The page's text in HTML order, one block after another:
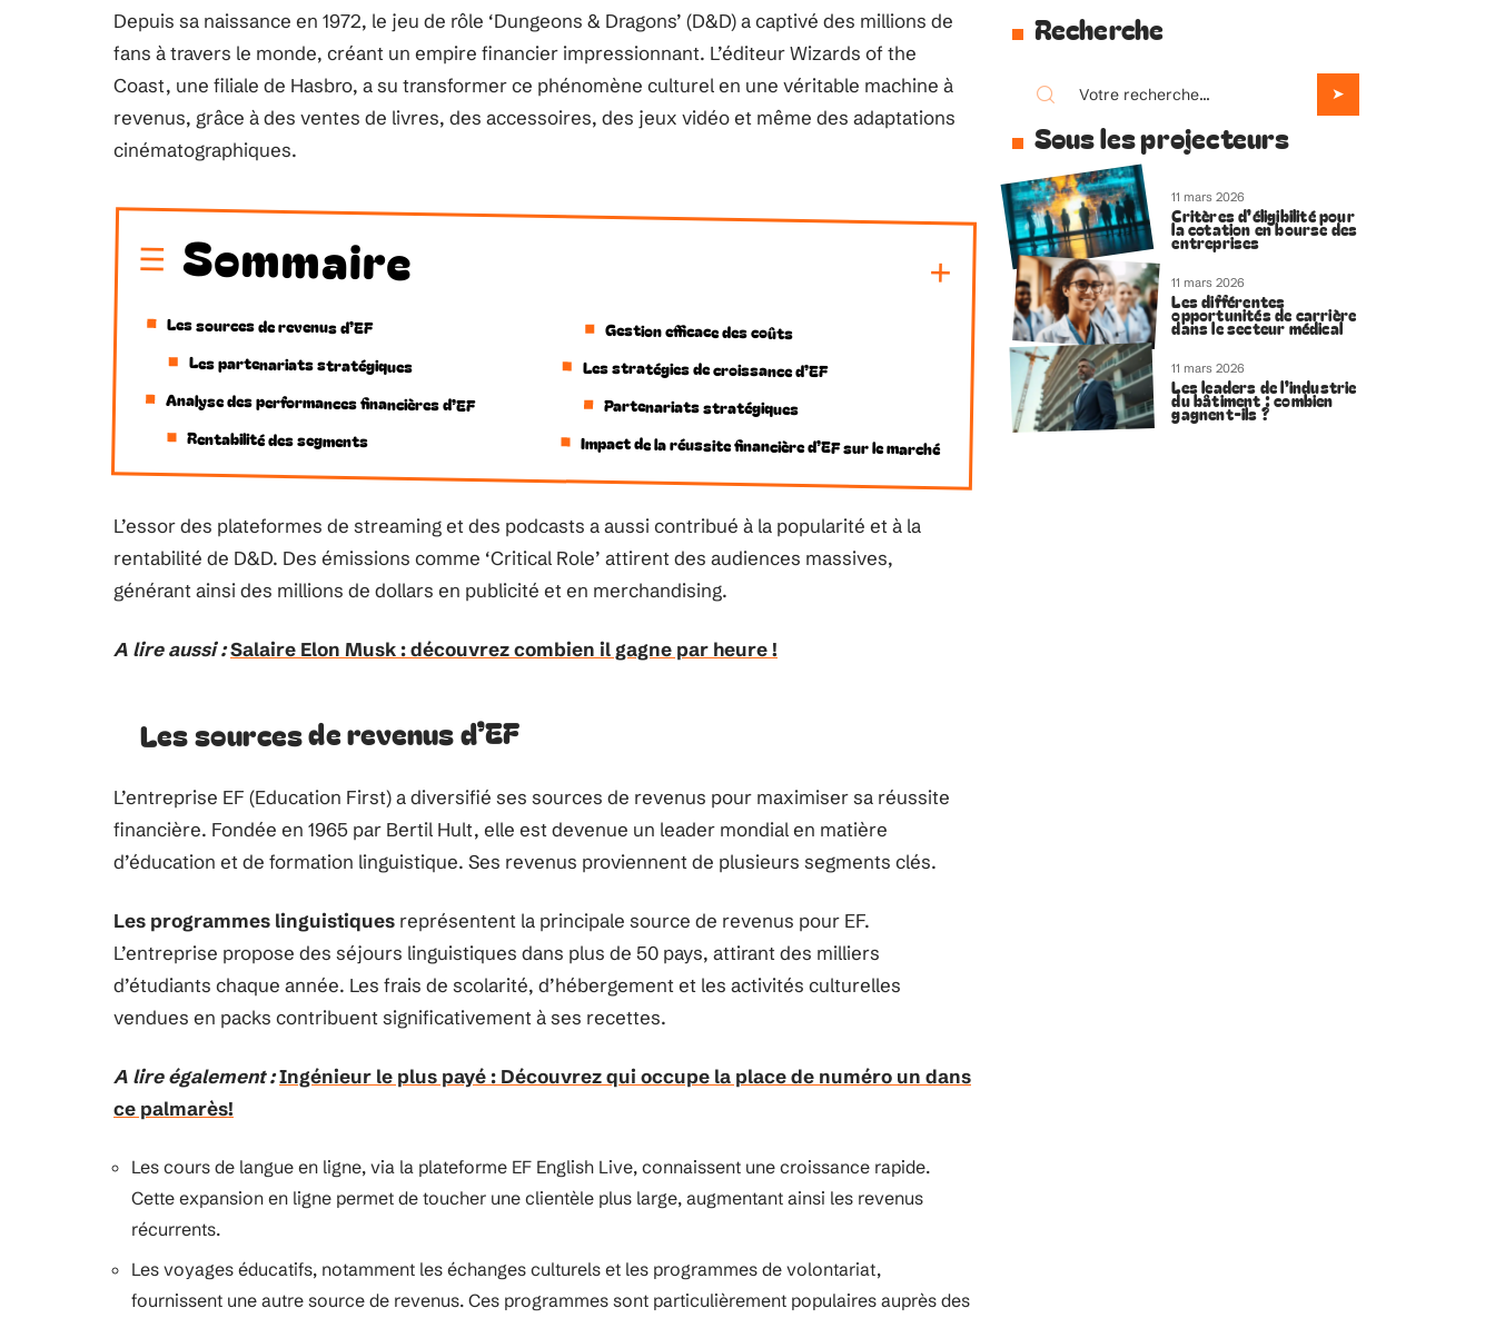
Depuis sa naissance en 1972, le jeu de rôle ‘Dungeons & Dragons’ (D&D) a captivé des millions de
fans à travers le monde, créant un empire financier impressionnant. L’éditeur Wizards of the
Coast, une filiale de Hasbro, a su transformer ce phénomène culturel en une véritable machine à
revenus, grâce à des ventes de livres, des accessoires, des jeux vidéo et même des adaptations
cinématographiques.
Sommaire
Les sources de revenus d’EF
Les partenariats stratégiques
Analyse des performances financières d’EF
Rentabilité des segments
Gestion efficace des coûts
Les stratégies de croissance d’EF
Partenariats stratégiques
Impact de la réussite financière d’EF sur le marché
L’essor des plateformes de streaming et des podcasts a aussi contribué à la popularité et à la
rentabilité de D&D. Des émissions comme ‘Critical Role’ attirent des audiences massives,
générant ainsi des millions de dollars en publicité et en merchandising.
A lire aussi :Salaire Elon Musk : découvrez combien il gagne par heure !
Les sources de revenus d’EF
L’entreprise EF (Education First) a diversifié ses sources de revenus pour maximiser sa réussite
financière. Fondée en 1965 par Bertil Hult, elle est devenue un leader mondial en matière
d’éducation et de formation linguistique. Ses revenus proviennent de plusieurs segments clés.
Les programmes linguistiques représentent la principale source de revenus pour EF.
L’entreprise propose des séjours linguistiques dans plus de 50 pays, attirant des milliers
d’étudiants chaque année. Les frais de scolarité, d’hébergement et les activités culturelles
vendues en packs contribuent significativement à ses recettes.
A lire également :Ingénieur le plus payé : Découvrez qui occupe la place de numéro un dans
ce palmarès!
Les cours de langue en ligne, via la plateforme EF English Live, connaissent une croissance rapide.
Cette expansion en ligne permet de toucher une clientèle plus large, augmentant ainsi les revenus
récurrents.
Les voyages éducatifs, notamment les échanges culturels et les programmes de volontariat,
fournissent une autre source de revenus. Ces programmes sont particulièrement populaires auprès des
Recherche
Sous les projecteurs
11 mars 2026
Critères d’éligibilité pour
la cotation en bourse des
entreprises
11 mars 2026
Les différentes
opportunités de carrière
dans le secteur médical
11 mars 2026
Les leaders de l’industrie
du bâtiment : combien
gagnent-ils ?